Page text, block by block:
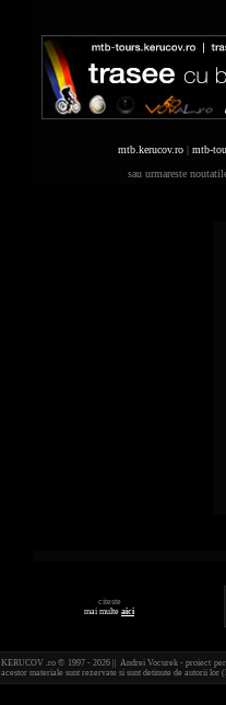
mtb.kerucov.ro| mtb-
sau urmareste
citeste
mai multe aici
KERUCOV .ro © 1997 - 2026 || Andrei Vocurek - proiect
acestor materiale sunt rezervate si sunt detinute de autorii